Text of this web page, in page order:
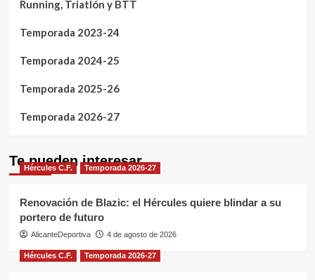
Running, Triatlón y BTT
Temporada 2023-24
Temporada 2024-25
Temporada 2025-26
Temporada 2026-27
Te pueden interesar
Hércules C.F. Temporada 2026-27
Renovación de Blazic: el Hércules quiere blindar a su
portero de futuro
AlicanteDeportiva 4 de agosto de 2026
Hércules C.F. Temporada 2026-27